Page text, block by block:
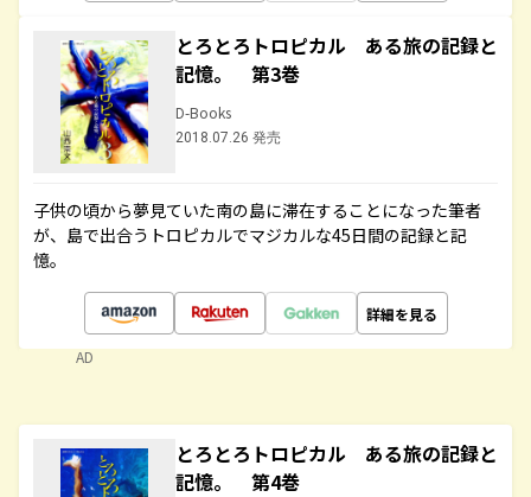
とろとろトロピカル ある旅の記録と
記憶。 第3巻
D-Books
2018.07.26 発売
子供の頃から夢見ていた南の島に滞在することになった筆者
が、島で出合うトロピカルでマジカルな45日間の記録と記
憶。
詳細を見る
AD
とろとろトロピカル ある旅の記録と
記憶。 第4巻